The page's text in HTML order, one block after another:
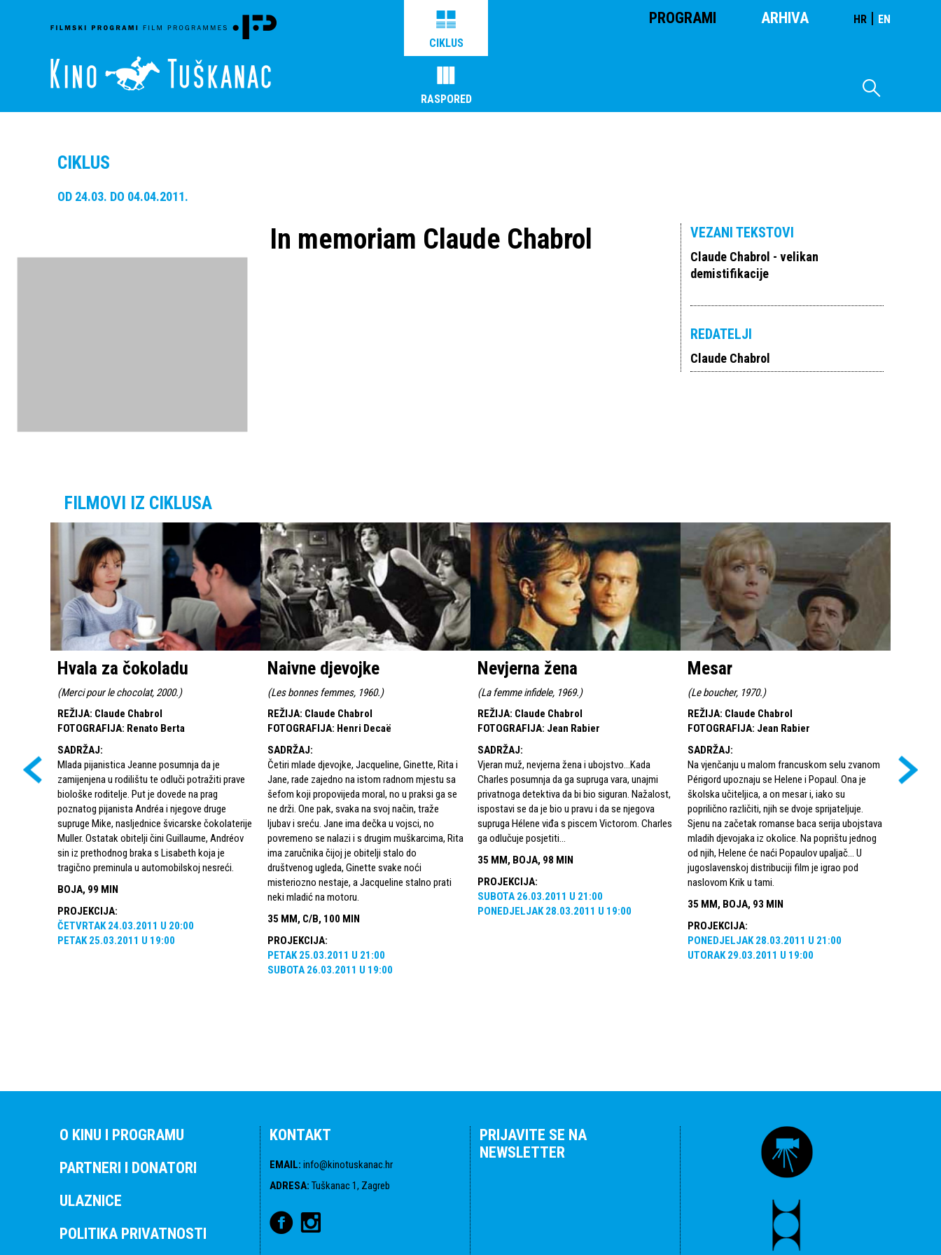
PROGRAMI ARHIVA HR | EN
CIKLUS
RASPORED
CIKLUS
OD 24.03. DO 04.04.2011.
In memoriam Claude Chabrol VEZANI TEKSTOVI
Claude Chabrol - velikan
demistifikacije
REDATELJI
Claude Chabrol
FILMOVI IZ CIKLUSA
Hvala za čokoladu
(Merci pour le chocolat, 2000.)
REŽIJA: Claude Chabrol
FOTOGRAFIJA: Renato Berta
SADRŽAJ:
Mlada pijanistica Jeanne posumnja da je
zamijenjena u rodilištu te odluči potražiti prave
biološke roditelje. Put je dovede na prag
poznatog pijanista Andréa i njegove druge
supruge Mike, nasljednice švicarske čokolaterije
Muller. Ostatak obitelji čini Guillaume, Andréov
sin iz prethodnog braka s Lisabeth koja je
tragično preminula u automobilskoj nesreći.
BOJA, 99 MIN
PROJEKCIJA:
ČETVRTAK 24.03.2011 U 20:00
PETAK 25.03.2011 U 19:00
Naivne djevojke
(Les bonnes femmes, 1960.)
REŽIJA: Claude Chabrol
FOTOGRAFIJA: Henri Decaë
SADRŽAJ:
Četiri mlade djevojke, Jacqueline, Ginette, Rita i
Jane, rade zajedno na istom radnom mjestu sa
šefom koji propovijeda moral, no u praksi ga se
ne drži. One pak, svaka na svoj način, traže
ljubav i sreću. Jane ima dečka u vojsci, no
povremeno se nalazi i s drugim muškarcima, Rita
ima zaručnika čijoj je obitelji stalo do
društvenog ugleda, Ginette svake noći
misteriozno nestaje, a Jacqueline stalno prati
neki mladić na motoru.
35 MM, C/B, 100 MIN
PROJEKCIJA:
PETAK 25.03.2011 U 21:00
SUBOTA 26.03.2011 U 19:00
Nevjerna žena
(La femme infidele, 1969.)
REŽIJA: Claude Chabrol
FOTOGRAFIJA: Jean Rabier
SADRŽAJ:
Vjeran muž, nevjerna žena i ubojstvo...Kada
Charles posumnja da ga supruga vara, unajmi
privatnoga detektiva da bi bio siguran. Nažalost,
ispostavi se da je bio u pravu i da se njegova
supruga Hélene viđa s piscem Victorom. Charles
ga odlučuje posjetiti…
35 MM, BOJA, 98 MIN
PROJEKCIJA:
SUBOTA 26.03.2011 U 21:00
PONEDJELJAK 28.03.2011 U 19:00
Mesar
(Le boucher, 1970.)
REŽIJA: Claude Chabrol
FOTOGRAFIJA: Jean Rabier
SADRŽAJ:
Na vjenčanju u malom francuskom selu zvanom
Périgord upoznaju se Helene i Popaul. Ona je
školska učiteljica, a on mesar i, iako su
poprilično različiti, njih se dvoje sprijateljuje.
Sjenu na začetak romanse baca serija ubojstava
mladih djevojaka iz okolice. Na poprištu jednog
od njih, Helene će naći Popaulov upaljač... U
jugoslavenskoj distribuciji film je igrao pod
naslovom Krik u tami.
35 MM, BOJA, 93 MIN
PROJEKCIJA:
PONEDJELJAK 28.03.2011 U 21:00
UTORAK 29.03.2011 U 19:00
Charlesu
nesreći a
O KINU I PROGRAMU
PARTNERI I DONATORI
ULAZNICE
POLITIKA PRIVATNOSTI
KONTAKT
EMAIL: info@kinotuskanac.hr
ADRESA: Tuškanac 1, Zagreb
PRIJAVITE SE NA
NEWSLETTER